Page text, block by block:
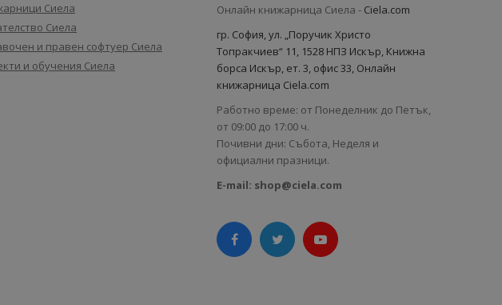
Сиела
Сиела
и правен софтуер Сиела
и обучения Сиела
Онлайн книжарница Сиела - Ciela.com
гр. София, ул. „Поручик Христо
Топракчиев“ 11, 1528 НПЗ Искър, Книжна
борса Искър, ет. 3, офис 33, Онлайн
книжарница Ciela.com
Работно време: от Понеделник до Петък,
от 09:00 до 17:00 ч.
Почивни дни: Събота, Неделя и
официални празници.
E-mail: shop@ciela.com